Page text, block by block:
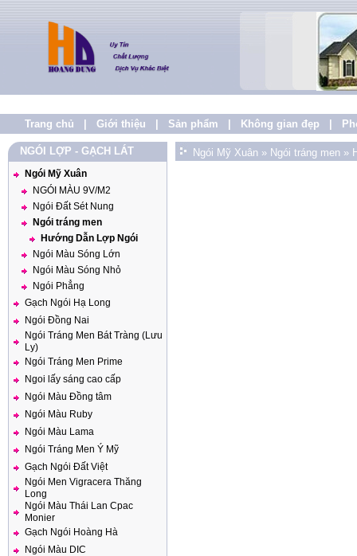
Trang chủ Giới thiệu Sản phẩm Không gian đẹp
NGÓI LỢP - GẠCH LÁT
Ngói Mỹ Xuân
NGÓI MÀU 9V/M2
Ngói Đất Sét Nung
Ngói tráng men
Hướng Dẫn Lợp Ngói
Ngói Màu Sóng Lớn
Ngói Màu Sóng Nhỏ
Ngói Phẳng
Gạch Ngói Hạ Long
Ngói Đồng Nai
Ngói Tráng Men Bát Tràng (Lưu
Ly)
Ngói Tráng Men Prime
Ngoi lấy sáng cao cấp
Ngói Màu Đồng tâm
Ngói Màu Ruby
Ngói Màu Lama
Ngói Tráng Men Ý Mỹ
Gạch Ngói Đất Việt
Ngói Men Vigracera Thăng
Long
Ngói Màu Thái Lan Cpac
Monier
Gạch Ngói Hoàng Hà
Ngói Màu DIC
Ngói Mỹ Xuân » Ngói tráng men »